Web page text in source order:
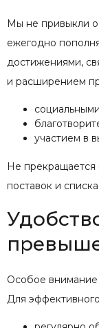
Мы не привыкли
ежегодно
достижениями,
и расширением
участием в
Не
поставок и
Особое внимание
Для